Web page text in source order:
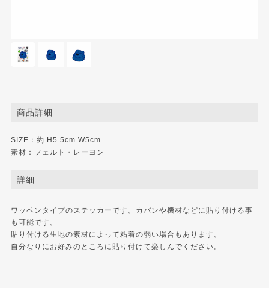
商品詳細
SIZE：約 H5.5cm W5cm
素材：フェルト・レーヨン
詳細
ワッペンタイプのステッカーです。カバンや機材などに貼り付ける事
も可能です。
貼り付ける生地の素材によって粘着の弱い場合もあります。
自分なりにお好みのところに貼り付けて楽しんでください。